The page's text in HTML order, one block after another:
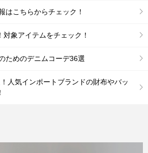
はこちらからチェック！
象アイテムをチェック！
ためのデニムコーデ36選
人気インポートブランドの財布やバッ